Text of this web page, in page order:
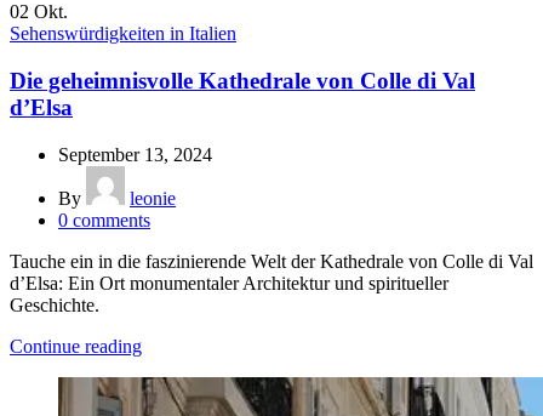
02 Okt.
Sehenswürdigkeiten in Italien
Die geheimnisvolle Kathedrale von Colle di Val
d’Elsa
September 13, 2024
By
leonie
0 comments
Tauche ein in die faszinierende Welt der Kathedrale von Colle di Val
d’Elsa: Ein Ort monumentaler Architektur und spiritueller
Geschichte.
Continue reading